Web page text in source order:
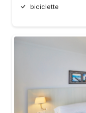
biciclette